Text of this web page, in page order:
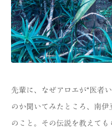
先輩に、なぜアロエが“医者
のか聞いてみたところ、南伊
のこと。その伝説を教えても